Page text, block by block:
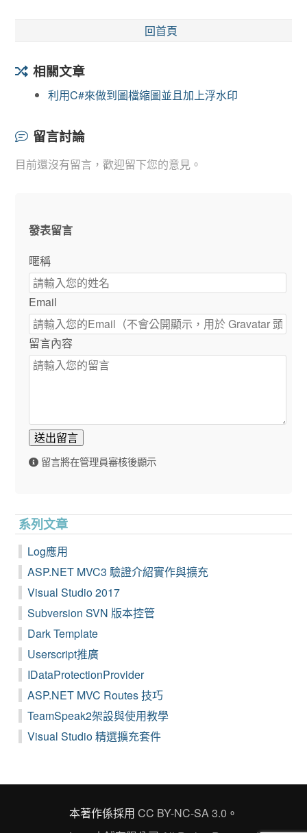
回首頁
相關文章
利用C#來做到圖檔縮圖並且加上浮水印
留言討論
目前還沒有留言，歡迎留下您的意見。
發表留言
暱稱
Email
留言內容
送出留言
留言將在管理員審核後顯示
系列文章
Log應用
ASP.NET MVC3 驗證介紹實作與擴充
Visual Studio 2017
Subversion SVN 版本控管
Dark Template
Userscript推廣
IDataProtectionProvider
ASP.NET MVC Routes 技巧
TeamSpeak2架設與使用教學
Visual Studio 精選擴充套件
本著作係採用 CC BY-NC-SA 3.0 。